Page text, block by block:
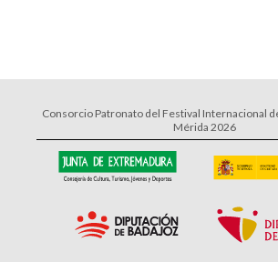
Consorcio Patronato del Festival Internacional
Mérida 2026